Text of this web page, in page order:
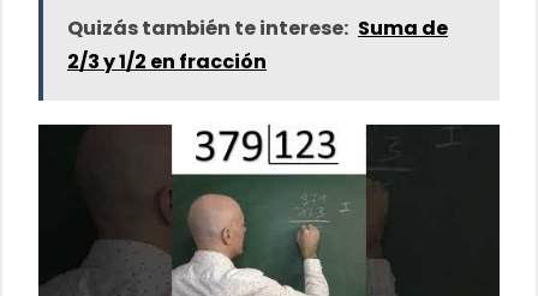
Quizás también te interese: Suma de
2/3 y 1/2 en fracción